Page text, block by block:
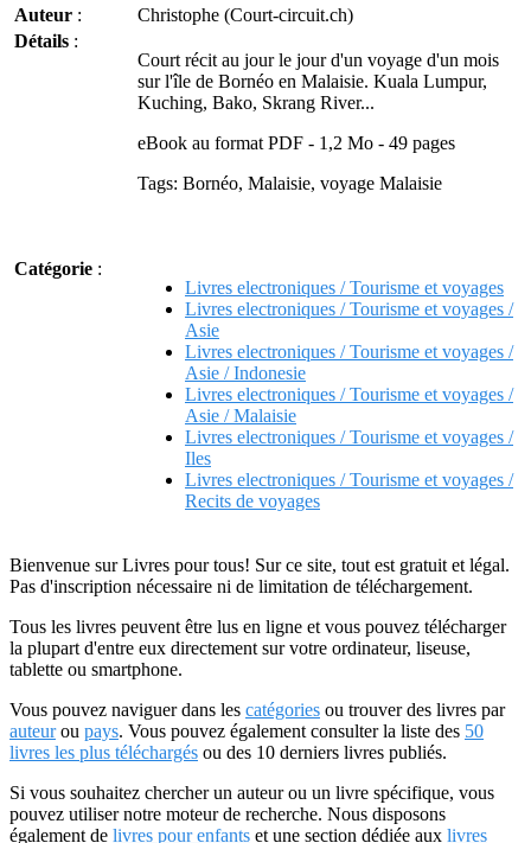
Auteur :
Christophe (Court-circuit.ch)
Détails :
Court récit au jour le jour d'un voyage d'un mois
sur l'île de Bornéo en Malaisie. Kuala Lumpur,
Kuching, Bako, Skrang River...
eBook au format PDF - 1,2 Mo - 49 pages
Tags: Bornéo, Malaisie, voyage Malaisie
Catégorie :
Livres electroniques / Tourisme et voyages
Livres electroniques / Tourisme et voyages /
Asie
Livres electroniques / Tourisme et voyages /
Asie / Indonesie
Livres electroniques / Tourisme et voyages /
Asie / Malaisie
Livres electroniques / Tourisme et voyages /
Iles
Livres electroniques / Tourisme et voyages /
Recits de voyages
Bienvenue sur Livres pour tous! Sur ce site, tout est gratuit et légal.
Pas d'inscription nécessaire ni de limitation de téléchargement.
Tous les livres peuvent être lus en ligne et vous pouvez télécharger
la plupart d'entre eux directement sur votre ordinateur, liseuse,
tablette ou smartphone.
Vous pouvez naviguer dans les catégories ou trouver des livres par
auteurou pays. Vous pouvez également consulter la liste des 50
livres les plus téléchargés ou des 10 derniers livres publiés.
Si vous souhaitez chercher un auteur ou un livre spécifique, vous
pouvez utiliser notre moteur de recherche. Nous disposons
également de livres pour enfants et une section dédiée aux livres